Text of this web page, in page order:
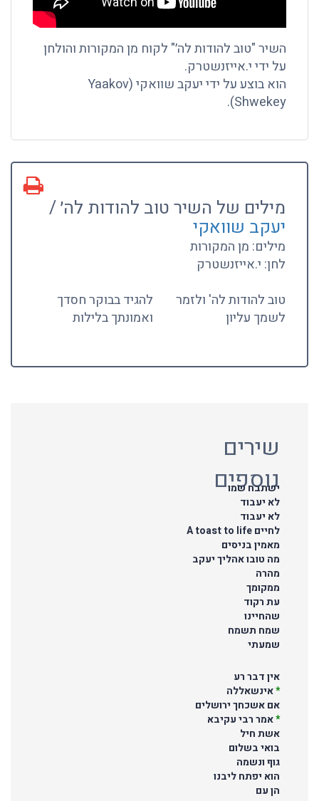
השיר "טוב להודות לה׳" לקוח מן המקורות והולחן
על ידי י.אייזנשטרק.
הוא בוצע על ידי יעקב שוואקי (Yaakov
Shwekey).
מילים של השיר טוב להודות לה׳ /
יעקב שוואקי
מילים: מן המקורות
לחן: י.אייזנשטרק
טוב להודות לה' ולזמר
לשמך עליון
להגיד בבוקר חסדך
ואמונתך בלילות
שירים
נוספים
ישתבח שמו
לא יעבוד
לא יעבוד
לחיים A toast to life
מאמין בניסים
מה טובו אהליך יעקב
מהרה
ממקומך
עת רקוד
שהחיינו
שמח תשמח
שמעתי
אין דבר רע
*אינשאללה
אם אשכחך ירושלים
*אמר רבי עקיבא
אשת חיל
בואי בשלום
גוף ונשמה
הוא יפתח ליבנו
הן עם